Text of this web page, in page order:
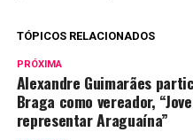
TÓPICOS RELACIONADOS
PRÓXIMA
Alexandre Guimarães
Braga como vereador,
representar Araguaína”